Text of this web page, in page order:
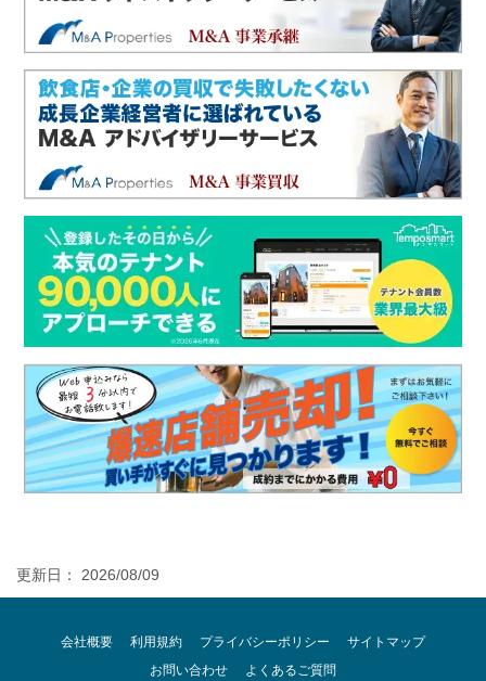
更新日： 2026/08/09
会社概要 利用規約 プライバシーポリシー
サイトマップ
お問い合わせ
よくあるご質問